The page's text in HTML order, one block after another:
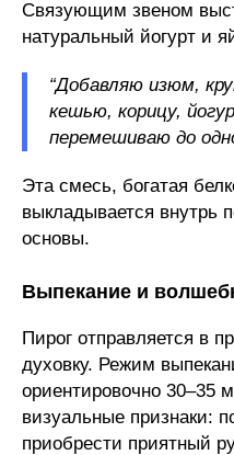
Связующим звеном
натуральный йогурт и
“Добавляю изюм,
кешью, корицу,
перемешиваю до
Эта смесь, богатая
выкладывается внутрь
основы.
Выпекание и
Пирог отправляется в
духовку. Режим
ориентировочно 30–35
визуальные признаки:
приобрести приятный